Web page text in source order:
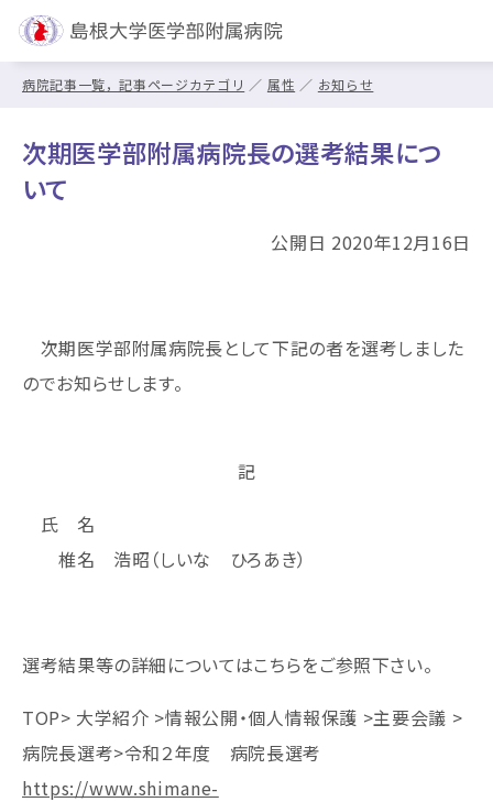
病院記事一覧，記事ページカテゴリ 属性 お知らせ
次期医学部附属病院長の選考結果につ
いて
公開日 2020年12月16日
次期医学部附属病院長として下記の者を選考しました
のでお知らせします。
記
氏 名
椎名 浩昭（しいな ひろあき）
選考結果等の詳細についてはこちらをご参照下さい。
TOP> 大学紹介 >情報公開・個人情報保護 >主要会議 >
病院長選考>令和２年度 病院長選考
https://www.shimane-